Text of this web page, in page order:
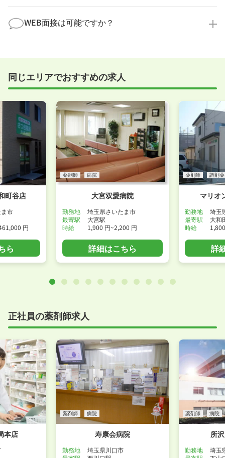
ださい！
まで、一からサポートいたします。「転職を考え始め
たばかり」「何から始めればいいか分からない」とい
WEB面接は可能ですか？
すめしていますが、企業様によってはWEB面接を導入
事前に確認することは可能ですので、お気軽にお申し
付けください！
同じエリアでおすすめの求人
町谷店
市
円
ら
薬剤師 病院
大宮双愛病院
勤務地
埼玉県さいたま市
最寄駅
大宮駅
時給
1,900 円~2,200 円
詳細はこちら
薬剤師 調剤
マリオ
勤務地
埼玉
最寄駅
大和
時給
詳
正社員の薬剤師求人
本店
薬剤師 病院
寿康会病院
勤務地
埼玉県川口市
薬剤師 病院
所
勤務地
埼玉